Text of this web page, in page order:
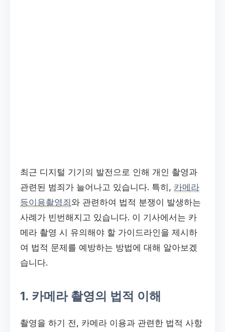
최근 디지털 기기의 발전으로 인해 개인 촬영과
관련된 범죄가 늘어나고 있습니다. 특히, 카메라
등이용촬영죄 와 관련하여 법적 분쟁이 발생하는
사례가 빈번해지고 있습니다. 이 기사에서는 카
메라 촬영 시 유의해야 할 가이드라인을 제시하
여 법적 문제를 예방하는 방법에 대해 알아보겠
습니다.
1. 카메라 촬영의 법적 이해
촬영을 하기 전, 카메라 이용과 관련한 법적 사항